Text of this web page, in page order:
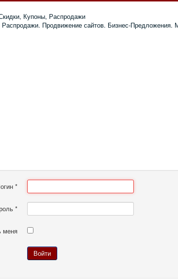
Продвижение сайтов. Бизнес-Предложения.
*
*
меня
Войти